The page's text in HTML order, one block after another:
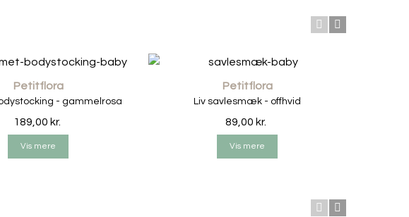
Petitflora.
vaske savlesmækken i vaskemaskinen ved 40 grader. Men
Stræk den i facon imens den stadig er lidt våd og lad den
Petitflora
- gammelrosa
189,00 kr.
Vis mere
Petitflora
Liv savlesmæk - offhvid
89,00 kr.
Vis mere